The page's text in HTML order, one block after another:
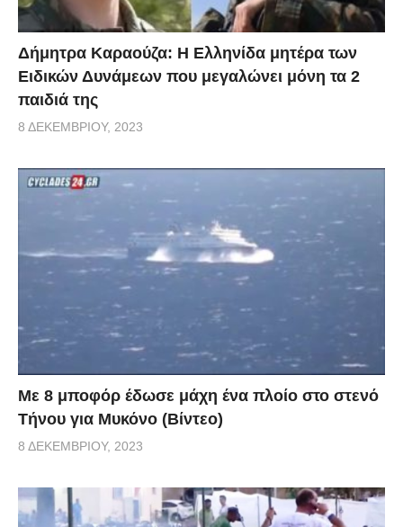
Δήμητρα Καραούζα: Η Ελληνίδα μητέρα των
Ειδικών Δυνάμεων που μεγαλώνει μόνη τα 2
παιδιά της
8 ΔΕΚΕΜΒΡΊΟΥ, 2023
Με 8 μποφόρ έδωσε μάχη ένα πλοίο στο στενό
Τήνου για Μυκόνο (Βίντεο)
8 ΔΕΚΕΜΒΡΊΟΥ, 2023